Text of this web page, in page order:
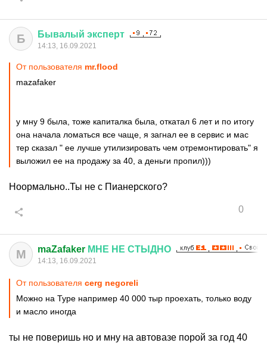
Б Бывалый эксперт
14:13, 16.09.2021
От пользователя mr.flood
mazafaker
у мну 9 была, тоже капиталка была, откатал 6 лет и по итогу
она начала ломаться все чаще, я загнал ее в сервис и мас
тер сказал " ее лучше утилизировать чем отремонтировать" я
выложил ее на продажу за 40, а деньги пропил)))
Ноормально..Ты не с Пианерского?
0
M maZafaker МНЕ НЕ СТЫДНО
14:13, 16.09.2021
От пользователя cerg negoreli
Можно на Туре например 40 000 тыр проехать, только воду
и масло иногда
ты не поверишь но и мну на автовазе порой за год 40